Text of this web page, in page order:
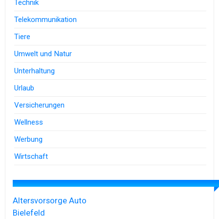
Technik
Telekommunikation
Tiere
Umwelt und Natur
Unterhaltung
Urlaub
Versicherungen
Wellness
Werbung
Wirtschaft
Altersvorsorge Auto
Bielefeld